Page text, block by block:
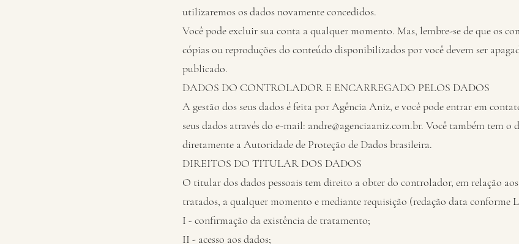
utilizaremos os dados novamente concedidos.
Você pode excluir sua conta a qualquer momento. Mas, lembre-se de que os
cópias ou reproduções do conteúdo disponibilizados por você devem ser
publicado.
DADOS DO CONTROLADOR E ENCARREGADO PELOS DADOS
A gestão dos seus dados é feita por Agência Aniz, e você pode entrar em
seus dados através do e-mail: andre@agenciaaniz.com.br. Você também tem o
diretamente a Autoridade de Proteção de Dados brasileira.
DIREITOS DO TITULAR DOS DADOS
O titular dos dados pessoais tem direito a obter do controlador, em relação
tratados, a qualquer momento e mediante requisição (redação data conforme
I - confirmação da existência de tratamento;
II - acesso aos dados;